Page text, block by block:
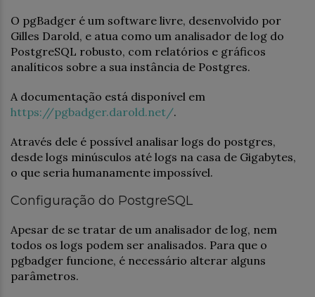
O pgBadger é um software livre, desenvolvido por
Gilles Darold, e atua como um analisador de log do
PostgreSQL robusto, com relatórios e gráficos
analíticos sobre a sua instância de Postgres.
A documentação está disponível em
https://pgbadger.darold.net/.
Através dele é possível analisar logs do postgres,
desde logs minúsculos até logs na casa de Gigabytes,
o que seria humanamente impossível.
Configuração do PostgreSQL
Apesar de se tratar de um analisador de log, nem
todos os logs podem ser analisados. Para que o
pgbadger funcione, é necessário alterar alguns
parâmetros.